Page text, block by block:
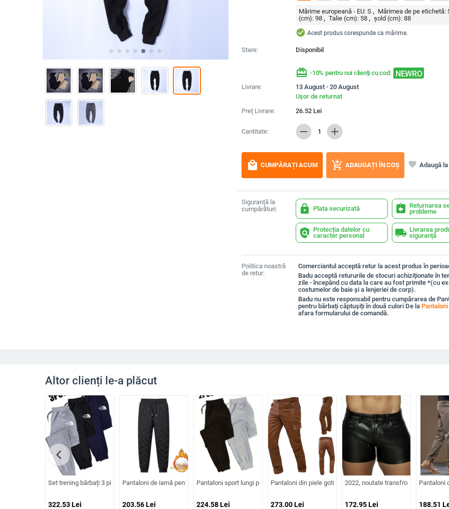
Mărime europeană - EU: S Mărimea de pe etichetă:
(cm): 98 Talie (cm): 58 șold (cm): 88
check_circle Acest produs corespunde ca mărime.
Stare: Disponibil
redeem -10% pentru noi clienți cu cod: NEWRO
Livrare:
13 August - 20 August
Ușor de returnat
Preț Livrare:
26.52Lei
Cantitate: remove 1 add
local_mall CUMPĂRAȚI ACUM add_shopping_cart ADAUGAȚI ÎN COȘ favorite Adaugă
Siguranță la
cumpărături:
lock Plata securizată assignment_return Returnarea
probleme
policy Protecția datelor cu
caracter personal
local_shipping Livrarea
siguranță
Politica noastră
de retur:
Comerciantul acceptă retur la acest produs în
Badu acceptă retururile de stocuri achiziționate în
zile - începând cu data la care au fost primite *(cu
costumelor de baie și a lenjeriei de corp).
Badu nu este responsabil pentru cumpărarea de
pentru bărbați căptușiți în două culori De la
afara formularului de comandă.
Altor clienți le-a plăcut
Set trening bărbați 3 piese: pantaloni lungi cu fleece, talie medie, croială mulată, imprimeu cu litere
322.53Lei
Pantaloni de iarnă pentru bărbați, căptuți cu fleece, groși, rezistenți la vânt, casual sport (Umplutură: mătase-
203.56Lei
Pantaloni sport lungi pentru bărbați, căptuți cu fleece interior, talie medie, croială strânsă,
224.58Lei
Pantaloni din piele gotici vintage punk pentru bărbați, cu
273.00Lei
2022, noutate transfrontalieră,
172.95Lei
Pantaloni
188.51
chevron_left